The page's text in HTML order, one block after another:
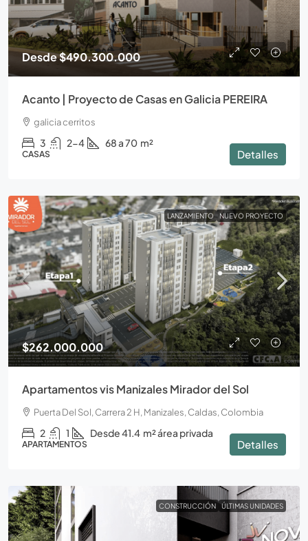
Desde$490.300.000
Acanto | Proyecto de Casas en Galicia PEREIRA
galicia cerritos
3 2-4 68 a 70 m²
CASAS Detalles
LANZAMIENTO NUEVO PROYECTO
$262.000.000
Apartamentos vis Manizales Mirador del Sol
Puerta Del Sol, Carrera 2 H, Manizales, Caldas, Colombia
2 1 Desde 41.4 m² área privada
APARTAMENTOS Detalles
CONSTRUCCIÓN ÚLTIMAS UNIDADES